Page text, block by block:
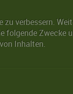
verbessern.
folgende
Inhalten.